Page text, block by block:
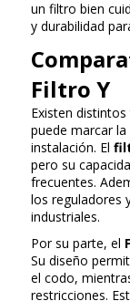
un filtro bien
y durabilidad
Filtro Y
Existen
puede marcar
instalación. El
pero su
frecuentes.
los reguladores
industriales.
Por su parte, el
Su diseño
el codo,
restricciones.